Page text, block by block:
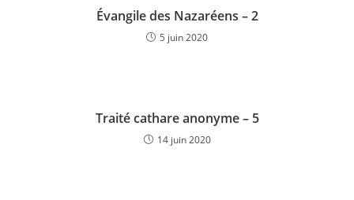
Évangile des Nazaréens – 2
5 juin 2020
Traité cathare anonyme – 5
14 juin 2020